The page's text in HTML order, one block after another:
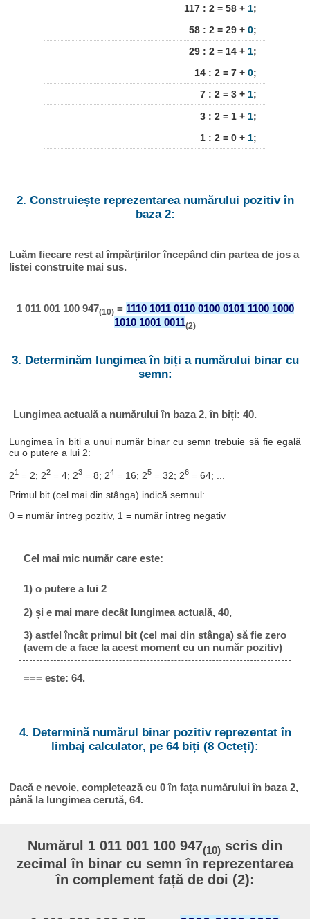
117 : 2 = 58 + 1;
58 : 2 = 29 + 0;
29 : 2 = 14 + 1;
14 : 2 = 7 + 0;
7 : 2 = 3 + 1;
3 : 2 = 1 + 1;
1 : 2 = 0 + 1;
2. Construiește reprezentarea numărului pozitiv în
baza 2:
Luăm fiecare rest al împărțirilor începând din partea de jos a
listei construite mai sus.
1 011 001 100 947(10)= 1110 1011 0110 0100 0101 1100 1000
1010 1001 0011(2)
3. Determinăm lungimea în biți a numărului binar cu
semn:
Lungimea actuală a numărului în baza 2, în biți: 40.
Lungimea în biți a unui număr binar cu semn trebuie să fie egală
cu o putere a lui 2:
21 = 2; 22 = 4; 23 = 8; 24 = 16; 25 = 32; 26 = 64; ...
Primul bit (cel mai din stânga) indică semnul:
0 = număr întreg pozitiv, 1 = număr întreg negativ
Cel mai mic număr care este:
1) o putere a lui 2
2) și e mai mare decât lungimea actuală, 40,
3) astfel încât primul bit (cel mai din stânga) să fie zero
(avem de a face la acest moment cu un număr pozitiv)
=== este: 64.
4. Determină numărul binar pozitiv reprezentat în
limbaj calculator, pe 64 biți (8 Octeți):
Dacă e nevoie, completează cu 0 în fața numărului în baza 2,
până la lungimea cerută, 64.
Numărul 1 011 001 100 947(10) scris din
zecimal în binar cu semn în reprezentarea
în complement față de doi (2):